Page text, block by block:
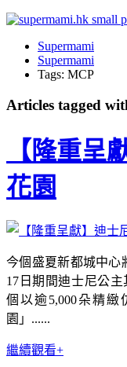
Supermami
Supermami
Tags: MCP
Articles tagged
【隆重呈
花園
今個盛夏新都城中心
17日期間迪士尼公
個以逾5,000朵精
園」......
繼續觀看+